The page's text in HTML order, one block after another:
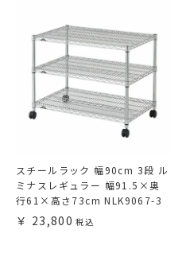
スチールラック 幅90cm 3段 ル
ミナスレギュラー 幅91.5×奥
行61×高さ73cm NLK9067-3
23,800